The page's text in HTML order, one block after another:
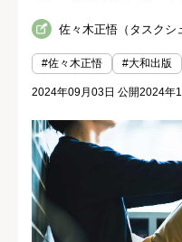
佐々木正悟（タスクシ
#佐々木正悟 #大和出版
2024年09月03日 公開2024年